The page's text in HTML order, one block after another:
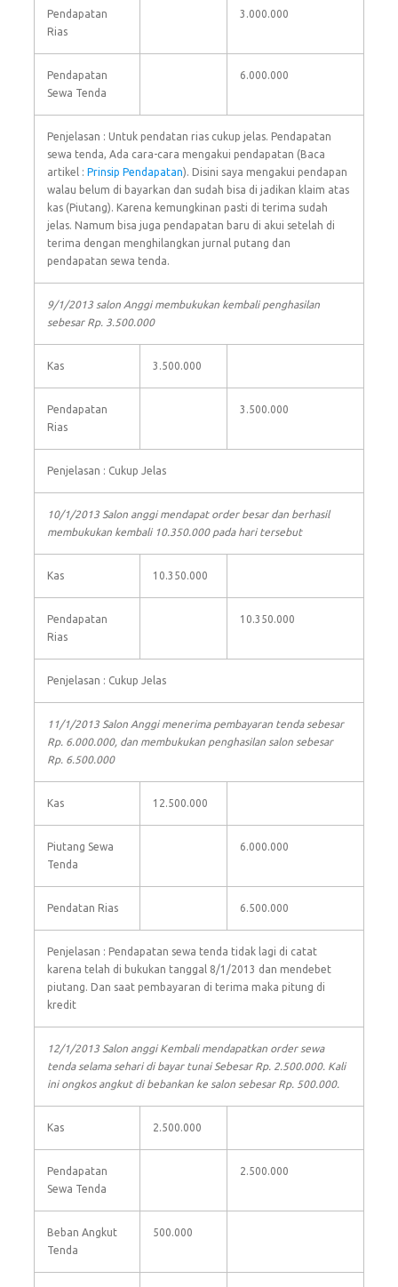
Pendapatan
Rias
3.000.000
Pendapatan
Sewa Tenda
6.000.000
Penjelasan : Untuk pendatan rias cukup jelas. Pendapatan
sewa tenda, Ada cara-cara mengakui pendapatan (Baca
artikel : Prinsip Pendapatan). Disini saya mengakui pendapan
walau belum di bayarkan dan sudah bisa di jadikan klaim atas
kas (Piutang). Karena kemungkinan pasti di terima sudah
jelas. Namum bisa juga pendapatan baru di akui setelah di
terima dengan menghilangkan jurnal putang dan
pendapatan sewa tenda.
9/1/2013 salon Anggi membukukan kembali penghasilan
sebesar Rp. 3.500.000
Kas 3.500.000
Pendapatan
Rias
3.500.000
Penjelasan : Cukup Jelas
10/1/2013 Salon anggi mendapat order besar dan berhasil
membukukan kembali 10.350.000 pada hari tersebut
Kas 10.350.000
Pendapatan
Rias
10.350.000
Penjelasan : Cukup Jelas
11/1/2013 Salon Anggi menerima pembayaran tenda sebesar
Rp. 6.000.000, dan membukukan penghasilan salon sebesar
Rp. 6.500.000
Kas 12.500.000
Piutang Sewa
Tenda
6.000.000
Pendatan Rias 6.500.000
Penjelasan : Pendapatan sewa tenda tidak lagi di catat
karena telah di bukukan tanggal 8/1/2013 dan mendebet
piutang. Dan saat pembayaran di terima maka pitung di
kredit
12/1/2013 Salon anggi Kembali mendapatkan order sewa
tenda selama sehari di bayar tunai Sebesar Rp. 2.500.000. Kali
ini ongkos angkut di bebankan ke salon sebesar Rp. 500.000.
Kas 2.500.000
Pendapatan
Sewa Tenda
2.500.000
Beban Angkut
Tenda
500.000